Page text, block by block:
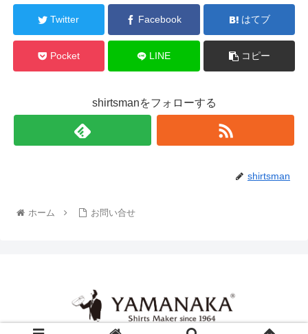
Twitter Facebook はてブ
Pocket LINE コピー
shirtsmanをフォローする
shirtsman
ホーム お問い合せ